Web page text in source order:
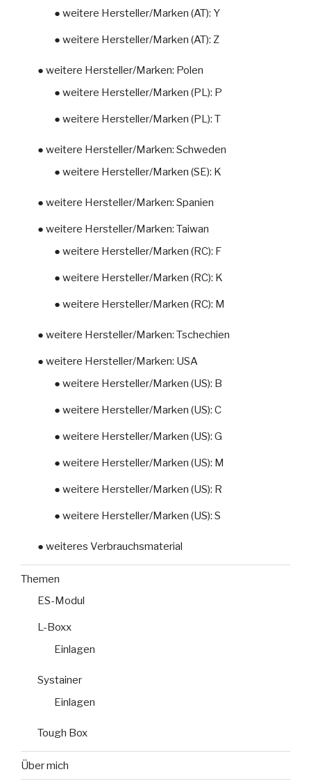
● weitere Hersteller/Marken (AT): Y
● weitere Hersteller/Marken (AT): Z
● weitere Hersteller/Marken: Polen
● weitere Hersteller/Marken (PL): P
● weitere Hersteller/Marken (PL): T
● weitere Hersteller/Marken: Schweden
● weitere Hersteller/Marken (SE): K
● weitere Hersteller/Marken: Spanien
● weitere Hersteller/Marken: Taiwan
● weitere Hersteller/Marken (RC): F
● weitere Hersteller/Marken (RC): K
● weitere Hersteller/Marken (RC): M
● weitere Hersteller/Marken: Tschechien
● weitere Hersteller/Marken: USA
● weitere Hersteller/Marken (US): B
● weitere Hersteller/Marken (US): C
● weitere Hersteller/Marken (US): G
● weitere Hersteller/Marken (US): M
● weitere Hersteller/Marken (US): R
● weitere Hersteller/Marken (US): S
● weiteres Verbrauchsmaterial
Themen
ES-Modul
L-Boxx
Einlagen
Systainer
Einlagen
Tough Box
Über mich